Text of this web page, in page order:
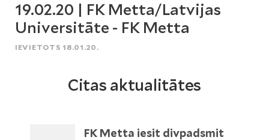
19.02.20 | FK Metta/Latvijas
Universitāte - FK Metta
IEVIETOTS 18.01.20.
Citas aktualitātes
FK Metta iesit divpadsmit